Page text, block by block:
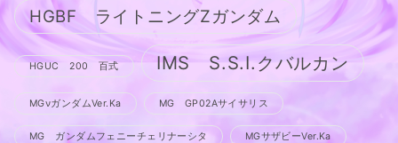
HGBF ライトニングZガンダム
HGUC 200 百式 IMS S.S.I.クバルカン
MGνガンダムVer.Ka MG GP02Aサイサリス
MG ガンダムフェニーチェリナーシタ MGサザビーVer.Ka